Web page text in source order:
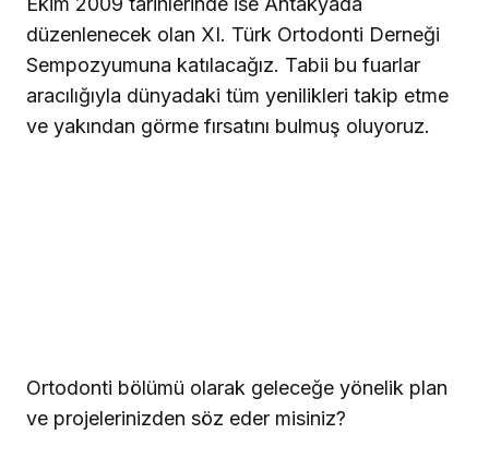
düzenlenecek olan XI. Türk Ortodonti Derneği
Sempozyumuna katılacağız. Tabii bu fuarlar
aracılığıyla dünyadaki tüm yenilikleri takip etme
ve yakından görme fırsatını bulmuş oluyoruz.
Ortodonti bölümü olarak geleceğe yönelik plan
ve projelerinizden söz eder misiniz?